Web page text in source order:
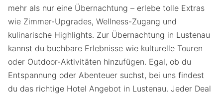
mehr als nur eine Übernachtung – erlebe tolle Extras
wie Zimmer-Upgrades, Wellness-Zugang und
kulinarische Highlights. Zur Übernachtung in Lustenau
kannst du buchbare Erlebnisse wie kulturelle Touren
oder Outdoor-Aktivitäten hinzufügen. Egal, ob du
Entspannung oder Abenteuer suchst, bei uns findest
du das richtige Hotel Angebot in Lustenau. Jeder Deal